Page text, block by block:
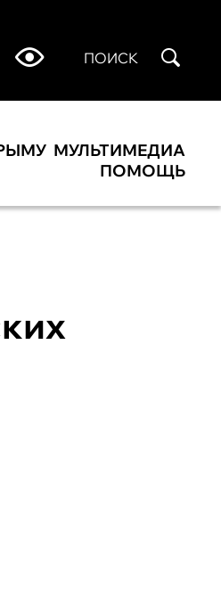
ПОИСК
МУЛЬТИМЕДИА
ПОМОЩЬ